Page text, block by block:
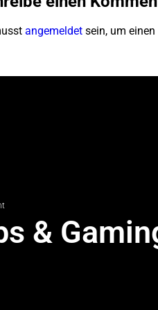
angemeldet sein, um
&